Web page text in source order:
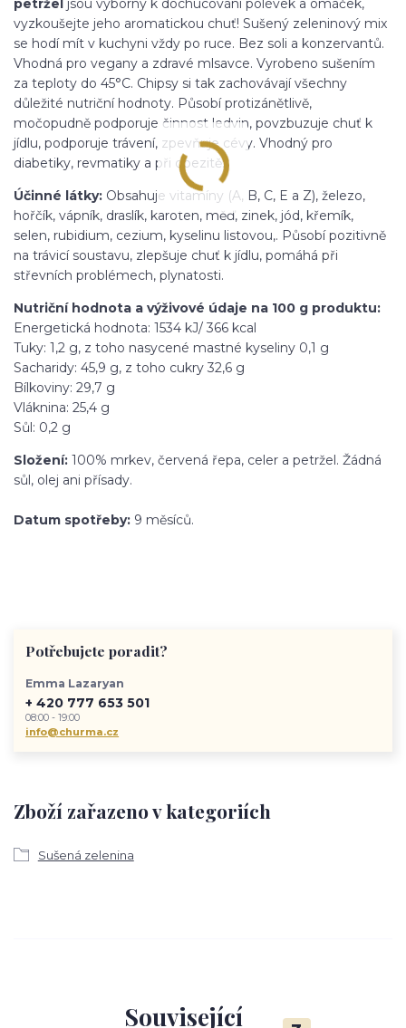
petržel jsou výborný k dochucování polévek a omáček,
vyzkoušejte jeho aromatickou chuť! Sušený zeleninový mix
se hodí mít v kuchyni vždy po ruce. Bez soli a konzervantů.
Vhodná pro vegany a zdravé mlsavce. Vyrobeno sušením
za teploty do 45°C. Chipsy si tak zachovávají všechny
důležité nutriční hodnoty. Působí protizánětlivě,
močopudně podporuje činnost ledvin, povzbuzuje chuť k
jídlu, podporuje trávení, zpevňuje cévy. Vhodný pro
diabetiky, revmatiky a při obezitě.
Účinné látky: Obsahuje vitamíny (A, B, C, E a Z), železo,
hořčík, vápník, draslík, karoten, měď, zinek, jód, křemík,
selen, rubidium, cezium, kyselinu listovou,. Působí pozitivně
na trávicí soustavu, zlepšuje chuť k jídlu, pomáhá při
střevních problémech, plynatosti.
Nutriční hodnota a výživové údaje na 100 g produktu:
Energetická hodnota: 1534 kJ/ 366 kcal
Tuky: 1,2 g, z toho nasycené mastné kyseliny 0,1 g
Sacharidy: 45,9 g, z toho cukry 32,6 g
Bílkoviny: 29,7 g
Vláknina: 25,4 g
Sůl: 0,2 g
Složení: 100% mrkev, červená řepa, celer a petržel. Žádná
sůl, olej ani přísady.
Datum spotřeby: 9 měsíců.
Zboží zařazeno v kategoriích
Sušená zelenina
Potřebujete poradit?
Emma Lazaryan
+ 420 777 653 501
08:00 - 19:00
info@churma.cz
Související